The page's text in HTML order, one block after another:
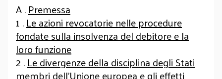
A .Premessa
1 .Le azioni revocatorie nelle procedure
fondate sulla insolvenza del debitore e la
loro funzione
2 .Le divergenze della disciplina degli Stati